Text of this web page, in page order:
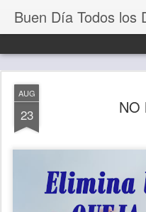
Buen Día Todos los
AUG
23 NO